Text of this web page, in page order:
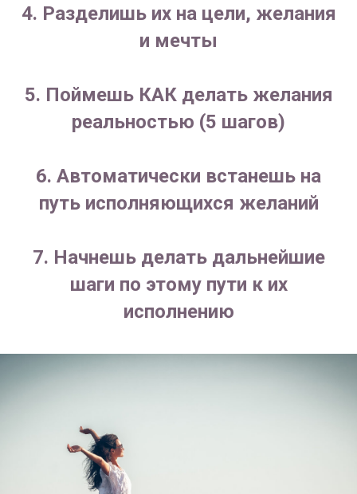
4. Разделишь их на цели, желания
и мечты
5. Поймешь КАК делать желания
реальностью (5 шагов)
6. Автоматически встанешь на
путь исполняющихся желаний
7. Начнешь делать дальнейшие
шаги по этому пути к их
исполнению